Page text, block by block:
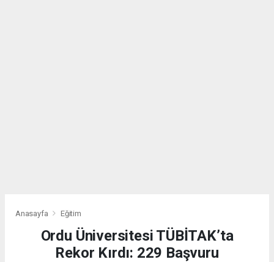
Anasayfa Eğitim
Ordu Üniversitesi TÜBİTAK’ta
Rekor Kırdı: 229 Başvuru